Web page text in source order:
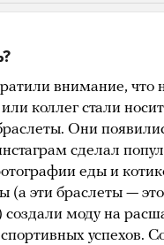
внимание, что
коллег стали
Они
сделал
еды и
(а эти браслеты —
моду на
спортивных успехов.